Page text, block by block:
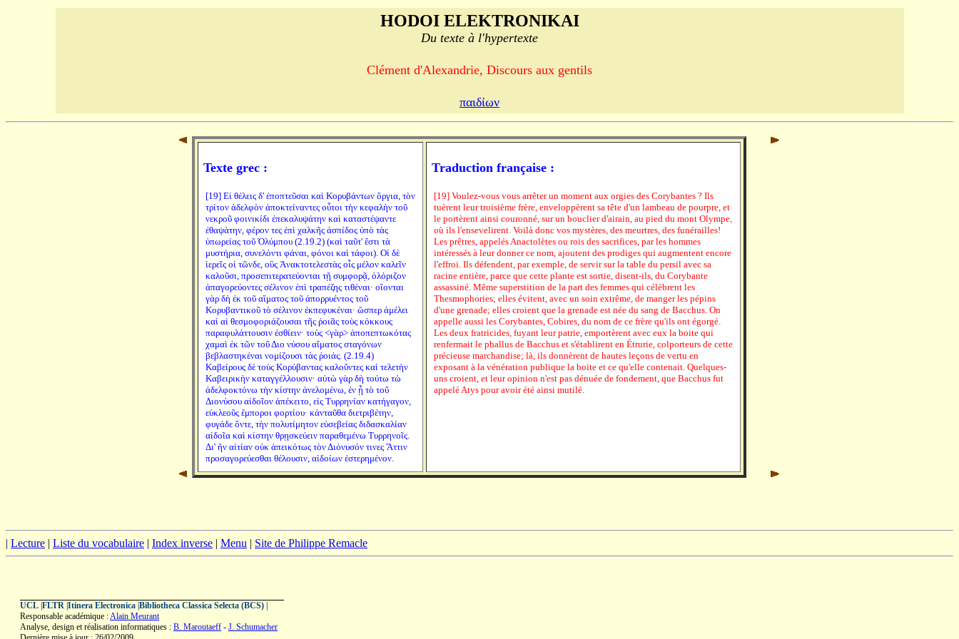
HODOI ELEKTRONIKAI
Du texte à l'hypertexte
Clément d'Alexandrie, Discours aux gentils
παιδίων
Texte grec :
[19] Εἰ θέλεις δ' ἐποπτεῦσαι καὶ Κορυβάντων ὄργια, τὸν
τρίτον ἀδελφὸν ἀποκτείναντες οὗτοι τὴν κεφαλὴν τοῦ
νεκροῦ φοινικίδι ἐπεκαλυψάτην καὶ καταστέψαντε
ἐθαψάτην, φέρον τες ἐπὶ χαλκῆς ἀσπίδος ὑπὸ τὰς
ὑπωρείας τοῦ Ὀλύμπου (2.19.2) (καὶ ταῦτ' ἔστι τὰ
μυστήρια, συνελόντι φάναι, φόνοι καὶ τάφοι). Οἱ δὲ
ἱερεῖς οἱ τῶνδε, οὓς Ἀνακτοτελεστὰς οἷς μέλον καλεῖν
καλοῦσι, προσεπιτερατεύονται τῇ συμφορᾷ, ὁλόριζον
ἀπαγορεύοντες σέλινον ἐπὶ τραπέζης τιθέναι· οἴονται
γὰρ δὴ ἐκ τοῦ αἵματος τοῦ ἀπορρυέντος τοῦ
Κορυβαντικοῦ τὸ σέλινον ἐκπεφυκέναι· ὥσπερ ἀμέλει
καὶ αἱ θεσμοφοριάζουσαι τῆς ῥοιᾶς τοὺς κόκκους
παραφυλάττουσιν ἐσθίειν· τοὺς <γὰρ> ἀποπεπτωκότας
χαμαὶ ἐκ τῶν τοῦ Διο νύσου αἵματος σταγόνων
βεβλαστηκέναι νομίζουσι τὰς ῥοιάς. (2.19.4)
Καβείρους δὲ τοὺς Κορύβαντας καλοῦντες καὶ τελετὴν
Καβειρικὴν καταγγέλλουσιν· αὐτὼ γὰρ δὴ τούτω τὼ
ἀδελφοκτόνω τὴν κίστην ἀνελομένω, ἐν ᾗ τὸ τοῦ
Διονύσου αἰδοῖον ἀπέκειτο, εἰς Τυρρηνίαν κατήγαγον,
εὐκλεοῦς ἔμποροι φορτίου· κἀνταῦθα διετριβέτην,
φυγάδε ὄντε, τὴν πολυτίμητον εὐσεβείας διδασκαλίαν
αἰδοῖα καὶ κίστην θρῃσκεύειν παραθεμένω Τυρρηνοῖς.
Δι' ἣν αἰτίαν οὐκ ἀπεικότως τὸν Διόνυσόν τινες Ἄττιν
προσαγορεύεσθαι θέλουσιν, αἰδοίων ἐστερημένον.
Traduction française :
[19] Voulez-vous vous arrêter un moment aux orgies des Corybantes ? Ils
tuèrent leur troisième frère, enveloppèrent sa tête d'un lambeau de pourpre, et
le portèrent ainsi couronné, sur un bouclier d'airain, au pied du mont Olympe,
où ils l'ensevelirent. Voilà donc vos mystères, des meurtres, des funérailles!
Les prêtres, appelés Anactolètes ou rois des sacrifices, par les hommes
intéressés à leur donner ce nom, ajoutent des prodiges qui augmentent encore
l'effroi. Ils défendent, par exemple, de servir sur la table du persil avec sa
racine entière, parce que cette plante est sortie, disent-ils, du Corybante
assassiné. Même superstition de la part des femmes qui célèbrent les
Thesmophories; elles évitent, avec un soin extrême, de manger les pépins
d'une grenade; elles croient que la grenade est née du sang de Bacchus. On
appelle aussi les Corybantes, Cobires, du nom de ce frère qu'ils ont égorgé.
Les deux fratricides, fuyant leur patrie, emportèrent avec eux la boite qui
renfermait le phallus de Bacchus et s'établirent en Étrurie, colporteurs de cette
précieuse marchandise; là, ils donnèrent de hautes leçons de vertu en
exposant à la vénération publique la boite et ce qu'elle contenait. Quelques-
uns croient, et leur opinion n'est pas dénuée de fondement, que Bacchus fut
appelé Atys pour avoir été ainsi mutilé.
| Lecture | Liste du vocabulaire | Index inverse | Menu | Site de Philippe Remacle
UCL FLTR Itinera Electronica Bibliotheca Classica Selecta (BCS)
Responsable académique :Alain Meurant
Analyse, design et réalisation informatiques : B. Maroutaeff - J. Schumacher